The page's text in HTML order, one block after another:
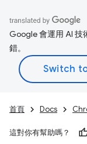
Google 會運用 AI 技
錯。
首頁 Docs
這對你有幫助嗎？